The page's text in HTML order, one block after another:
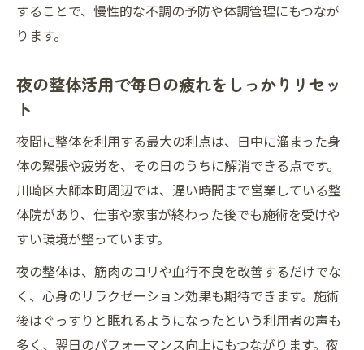
することで、慢性的な不調の予防や体調管理にもつなが
ります。
夜の整体活用で毎日の疲れをしっかりリセッ
ト
夜間に整体を利用する最大の利点は、日中に溜まった身
体の緊張や疲労を、その日のうちに解消できる点です。
川崎区大師本町周辺では、遅い時間まで営業している整
体院があり、仕事や家事が終わった後でも施術を受けや
すい環境が整っています。
夜の整体は、筋肉のコリや血行不良を改善するだけでな
く、心身のリラクゼーション効果も期待できます。施術
後はぐっすりと眠れるようになったという利用者の声も
多く、翌日のパフォーマンス向上にもつながります。夜